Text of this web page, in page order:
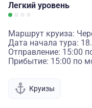
Легкий уровень
Маршрут круиза:
Дата начала тура:
Отправление: 15:00
Прибытие: 15:00 по
Круизы